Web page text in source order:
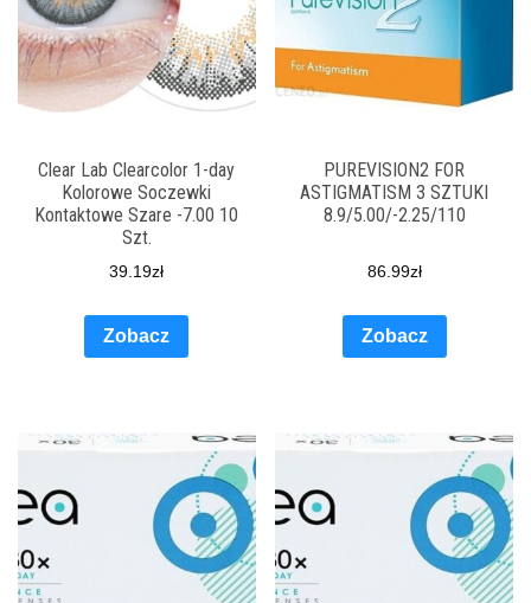
Clear Lab Clearcolor 1-day
Kolorowe Soczewki
Kontaktowe Szare -7.00 10
Szt.
39.19zł
Zobacz
PUREVISION2 FOR
ASTIGMATISM 3 SZTUKI
8.9/5.00/-2.25/110
86.99zł
Zobacz